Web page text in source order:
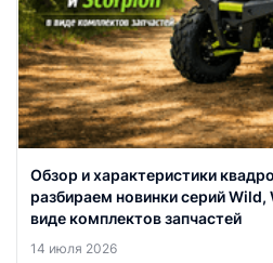
Обзор и характеристики
разбираем новинки серий
виде комплектов запчастей
14 июля 2026